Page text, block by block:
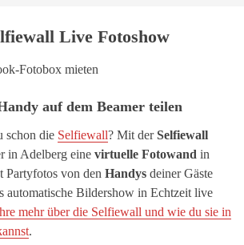
Live Fotoshow
auf dem Beamer teilen
schon die Selfiewall? Mit derSelfiewall
in Adelberg eine virtuelle Fotowand in
von den Handys deiner Gäste
automatische Bildershow in Echtzeit live
mehr über die Selfiewall und wie du sie in
.